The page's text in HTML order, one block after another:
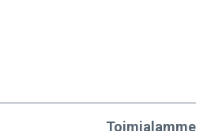
Toimialamme